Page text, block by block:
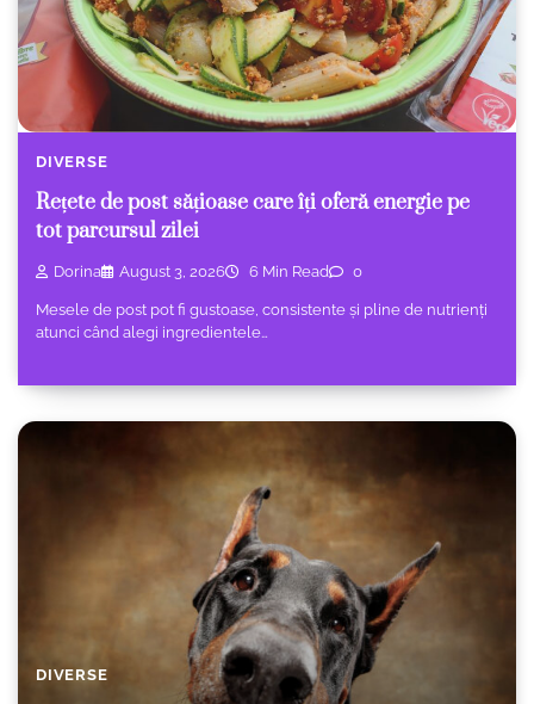
DIVERSE
Rețete de post sățioase care îți oferă energie pe
tot parcursul zilei
Dorina August 3, 2026 6 Min Read 0
Mesele de post pot fi gustoase, consistente și pline de nutrienți
atunci când alegi ingredientele…
DIVERSE